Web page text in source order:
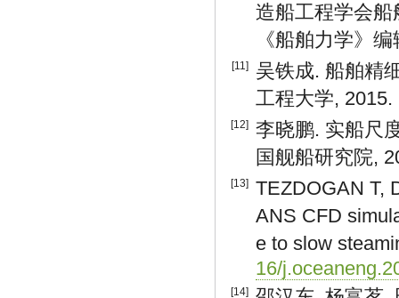
造船工程学会
《船舶力学》
[11]
吴铁成. 船舶精
工程大学, 2015.
[12] 李晓鹏. 实船尺
国舰船研究院,
[13] TEZDOGAN T,
ANS CFD
e to slow
16/
[14]